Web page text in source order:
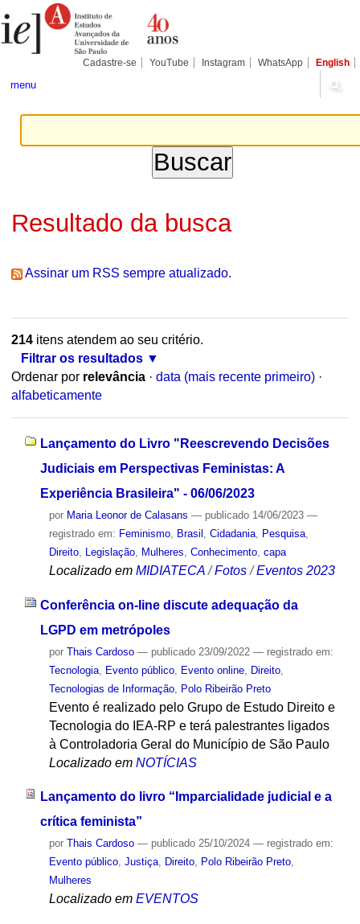
para
conteúdo.
Pessoais
Cadastre-se YouTube Instagram WhatsApp English
menu
Resultado da busca
Assinar um RSS sempre atualizado.
214itens atendem ao seu critério.
Filtrar os resultados
Ordenar por relevância · data (mais recente primeiro) ·
alfabeticamente
Lançamento do Livro "Reescrevendo Decisões
Judiciais em Perspectivas Feministas: A
Experiência Brasileira" - 06/06/2023
por Maria Leonor de Calasans — publicado14/06/2023 —
registrado em: Feminismo, Brasil Cidadania, Pesquisa,
Direito, Legislação, Mulheres Conhecimento, capa
Localizado em MIDIATECA /Fotos /Eventos 2023
Conferência on-line discute adequação da
LGPD em metrópoles
por Thais Cardoso — publicado23/09/2022 — registrado em:
Tecnologia, Evento público, Evento online, Direito,
Tecnologias de Informação, Polo Ribeirão Preto
Evento é realizado pelo Grupo de Estudo Direito e
Tecnologia do IEA-RP e terá palestrantes ligados
à Controladoria Geral do Município de São Paulo
Localizado em NOTÍCIAS
Lançamento do livro “Imparcialidade judicial e a
crítica feminista”
por Thais Cardoso — publicado25/10/2024 — registrado em:
Evento público, Justiça, Direito, Polo Ribeirão Preto,
Mulheres
Localizado em EVENTOS